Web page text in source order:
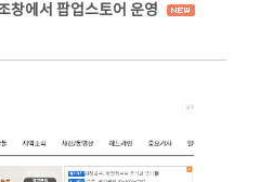
창에서 팝업스토어 운영